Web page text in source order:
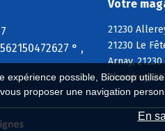
expérience possible, Biocoop
vous proposer une navigation
En
° ,
Votre
21230
21230 Le
Arnay,
Thomirey,